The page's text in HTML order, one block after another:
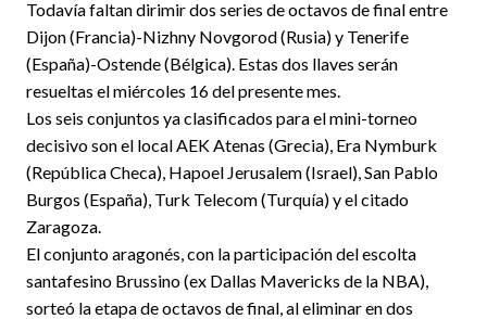
Todavía faltan dirimir dos series de octavos de final entre
Dijon (Francia)-Nizhny Novgorod (Rusia) y Tenerife
(España)-Ostende (Bélgica). Estas dos llaves serán
resueltas el miércoles 16 del presente mes.
Los seis conjuntos ya clasificados para el mini-torneo
decisivo son el local AEK Atenas (Grecia), Era Nymburk
(República Checa), Hapoel Jerusalem (Israel), San Pablo
Burgos (España), Turk Telecom (Turquía) y el citado
Zaragoza.
El conjunto aragonés, con la participación del escolta
santafesino Brussino (ex Dallas Mavericks de la NBA),
sorteó la etapa de octavos de final, al eliminar en dos